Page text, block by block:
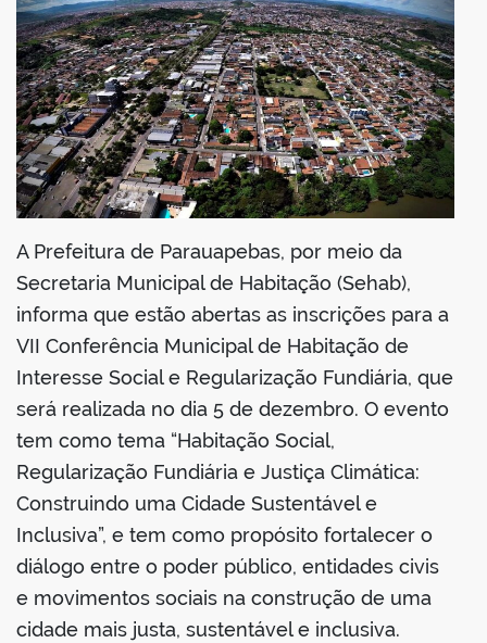
A Prefeitura de Parauapebas, por meio da
Secretaria Municipal de Habitação (Sehab),
informa que estão abertas as inscrições para a
VII Conferência Municipal de Habitação de
Interesse Social e Regularização Fundiária, que
será realizada no dia 5 de dezembro. O evento
tem como tema “Habitação Social,
Regularização Fundiária e Justiça Climática:
Construindo uma Cidade Sustentável e
Inclusiva”, e tem como propósito fortalecer o
diálogo entre o poder público, entidades civis
e movimentos sociais na construção de uma
cidade mais justa, sustentável e inclusiva.